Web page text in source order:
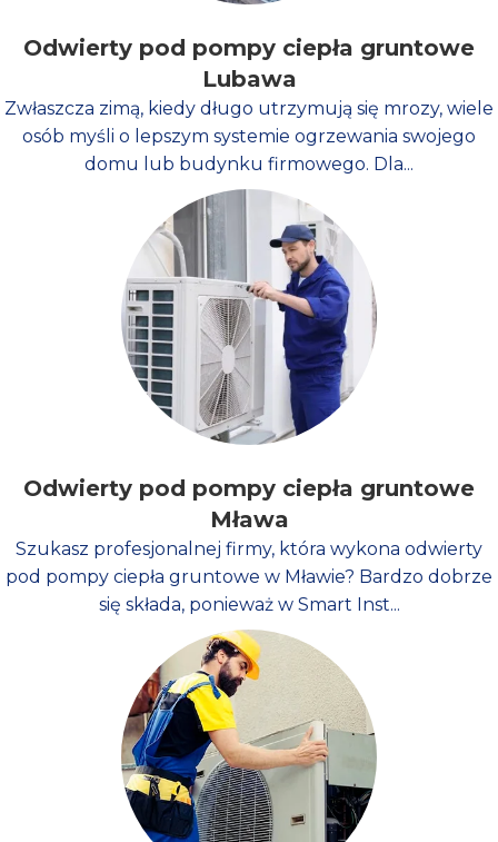
Odwierty pod pompy ciepła gruntowe
Lubawa
Zwłaszcza zimą, kiedy długo utrzymują się mrozy, wiele
osób myśli o lepszym systemie ogrzewania swojego
domu lub budynku firmowego. Dla...
Odwierty pod pompy ciepła gruntowe
Mława
Szukasz profesjonalnej firmy, która wykona odwierty
pod pompy ciepła gruntowe w Mławie? Bardzo dobrze
się składa, ponieważ w Smart Inst...